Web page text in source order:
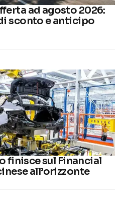
ad agosto 2026:
sconto e anticipo
finisce sul Financial
all’orizzonte